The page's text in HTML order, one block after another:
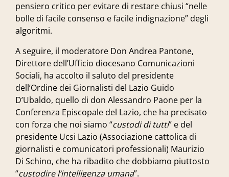
pensiero critico per evitare di restare chiusi “nelle
bolle di facile consenso e facile indignazione” degli
algoritmi.
A seguire, il moderatore Don Andrea Pantone,
Direttore dell’Ufficio diocesano Comunicazioni
Sociali, ha accolto il saluto del presidente
dell’Ordine dei Giornalisti del Lazio Guido
D’Ubaldo, quello di don Alessandro Paone per la
Conferenza Episcopale del Lazio, che ha precisato
con forza che noi siamo “custodi di tutti” e del
presidente Ucsi Lazio (Associazione cattolica di
giornalisti e comunicatori professionali) Maurizio
Di Schino, che ha ribadito che dobbiamo piuttosto
“custodire l’intelligenza umana”.